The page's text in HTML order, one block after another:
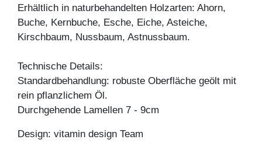
Erhältlich in naturbehandelten Holzarten: Ahorn,
Buche, Kernbuche, Esche, Eiche, Asteiche,
Kirschbaum, Nussbaum, Astnussbaum.
Technische Details:
Standardbehandlung: robuste Oberfläche geölt mit
rein pflanzlichem Öl.
Durchgehende Lamellen 7 - 9cm
Design: vitamin design Team